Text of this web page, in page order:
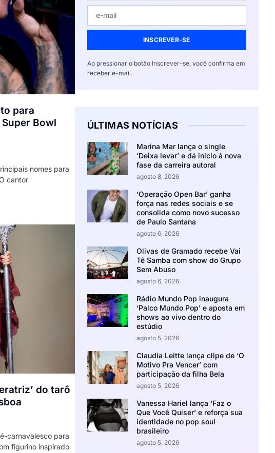
para
Bowl
nomes para
cantor
do tarô
carnavalesco para
figurino inspirado
INSCREVER-SE
Ao pressionar o botão Inscrever-se, você confirma em
receber e-mail.
ÚLTIMAS NOTÍCIAS
Marina Mar lança o single
‘Deixa levar’ e dá início à nova
fase da carreira autoral
agosto 8, 2026
‘Operação Open Bar’ ganha
força nas redes sociais e se
consolida como novo sucesso
de Paulo Santana
agosto 6, 2026
Olivas de Gramado recebe Vai
Tê Samba com show do Grupo
Sem Abuso
agosto 6, 2026
Rádio Mundo Pop inaugura
‘Palco Mundo Pop’ e aposta em
shows ao vivo dentro do
estúdio
agosto 5, 2026
Claudia Leitte lança clipe de ‘O
Motivo Pra Vencer’ com
participação da filha Bela
agosto 5, 2026
Vanessa Hariel lança ‘Faz o
Que Você Quiser’ e reforça sua
identidade no pop soul
brasileiro
agosto 5, 2026